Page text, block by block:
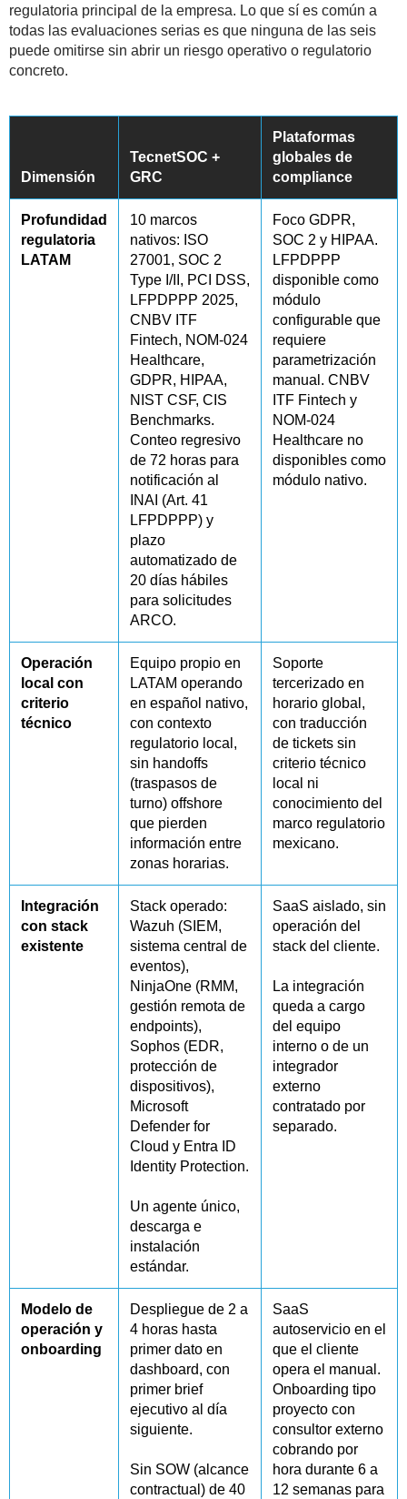
regulatoria principal de la empresa. Lo que sí es común a
todas las evaluaciones serias es que ninguna de las seis
puede omitirse sin abrir un riesgo operativo o regulatorio
concreto.
Dimensión
TecnetSOC +
GRC
Plataformas
globales de
compliance
Profundidad
regulatoria
LATAM
10 marcos
nativos: ISO
27001, SOC 2
Type I/II, PCI DSS,
LFPDPPP 2025,
CNBV ITF
Fintech, NOM-024
Healthcare,
GDPR, HIPAA,
NIST CSF, CIS
Benchmarks.
Conteo regresivo
de 72 horas para
notificación al
INAI (Art. 41
LFPDPPP) y
plazo
automatizado de
20 días hábiles
para solicitudes
ARCO.
Foco GDPR,
SOC 2 y HIPAA.
LFPDPPP
disponible como
módulo
configurable que
requiere
parametrización
manual. CNBV
ITF Fintech y
NOM-024
Healthcare no
disponibles como
módulo nativo.
Operación
local con
criterio
técnico
Equipo propio en
LATAM operando
en español nativo,
con contexto
regulatorio local,
sin handoffs
(traspasos de
turno) offshore
que pierden
información entre
zonas horarias.
Soporte
tercerizado en
horario global,
con traducción
de tickets sin
criterio técnico
local ni
conocimiento del
marco regulatorio
mexicano.
Integración
con stack
existente
Stack operado:
Wazuh (SIEM,
sistema central de
eventos),
NinjaOne (RMM,
gestión remota de
endpoints),
Sophos (EDR,
protección de
dispositivos),
Microsoft
Defender for
Cloud y Entra ID
Identity Protection.
Un agente único,
descarga e
instalación
estándar.
SaaS aislado, sin
operación del
stack del cliente.
La integración
queda a cargo
del equipo
interno o de un
integrador
externo
contratado por
separado.
Modelo de
operación y
onboarding
Despliegue de 2 a
4 horas hasta
primer dato en
dashboard, con
primer brief
ejecutivo al día
siguiente.
Sin SOW (alcance
contractual) de 40
SaaS
autoservicio en el
que el cliente
opera el manual.
Onboarding tipo
proyecto con
consultor externo
cobrando por
hora durante 6 a
12 semanas para